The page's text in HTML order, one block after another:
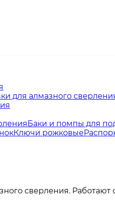
для алмазного
Баки и помпы для
Ключи рожковые
сверления.